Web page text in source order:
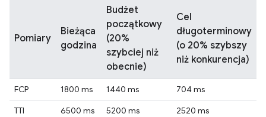
Pomiary
Bieżąca
godzina
Budżet
początkowy
(20%
szybciej niż
obecnie)
Cel
długoterminowy
(o 20% szybszy
niż konkurencja)
FCP 1800 ms 1440 ms
704 ms
TTI
6500 ms 5200 ms 2520 ms